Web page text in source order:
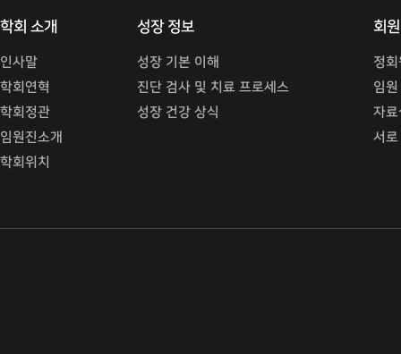
학회 소개
인사말
학회연혁
학회정관
임원진소개
학회위치
성장 정보
성장 기본 이해
진단 검사 및 치료 프로세스
성장 건강 상식
회
정
임
자료
서